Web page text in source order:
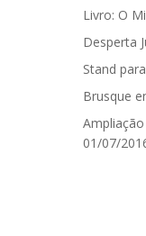
Livro: O
Desperta
Stand
Brusque
01/07/